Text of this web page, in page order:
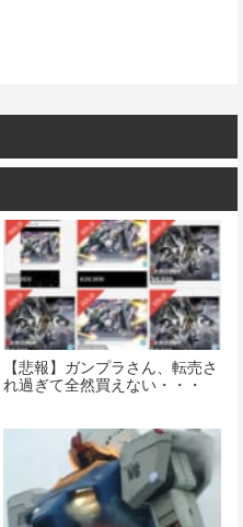
【悲報】ガンプラさん、転売さ
れ過ぎて全然買えない・・・